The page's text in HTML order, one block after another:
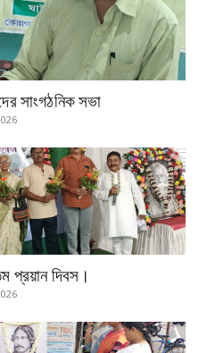
সাংগঠনিক সভা
প্রয়ান দিবস।